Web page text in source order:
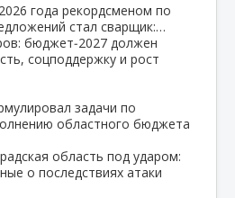
года рекордсменом по
стал сварщик:…
бюджет‑2027 должен
соцподдержку и рост
задачи по
областного бюджета
область под ударом:
о последствиях атаки